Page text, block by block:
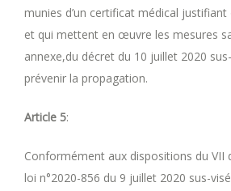
munies d’un certificat médical
et qui mettent en œuvre les mesures
annexe,du décret du 10 juillet 2020
prévenir la propagation.
Article 5:
Conformément aux dispositions du VII
loi n°2020-856 du 9 juillet 2020 sus-